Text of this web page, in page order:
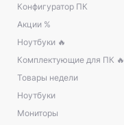
Конфигуратор ПК
Акции %
Ноутбуки 🔥
Комплектующие для ПК 🔥
Товары недели
Ноутбуки
Мониторы